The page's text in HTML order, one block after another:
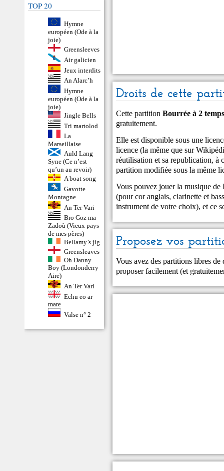
TOP 20
Hymne
européen (Ode à la
joie)
Greensleeves
Air galicien
Jeux interdits
An Alarc’h
Hymne
européen (Ode à la
joie)
Jingle Bells
Tri martolod
La
Marseillaise
Auld Lang
Syne (Ce n’est
qu’un au revoir)
A boat song
Gavotte
Montagne
An Ter Vari
Bro Goz ma
Zadoù (Vieux pays
de mes pères)
Bellamy’s jig
Greensleaves
Oh Danny
Boy (Londonderry
Aire)
An Ter Vari
Echu eo ar
mare
Valse n° 2
Droits de cette
Cette partitionBourrée à 2
gratuitement.
Elle est disponible sous une
licence (la même que sur
réutilisation et sa republication, à
partition modifiée sous la même
Vous pouvez jouer la musique de
(pour cor anglais, clarinette et
instrument de votre choix), et ce
Proposez vos
Vous avez des partitions libres
proposer facilement (et